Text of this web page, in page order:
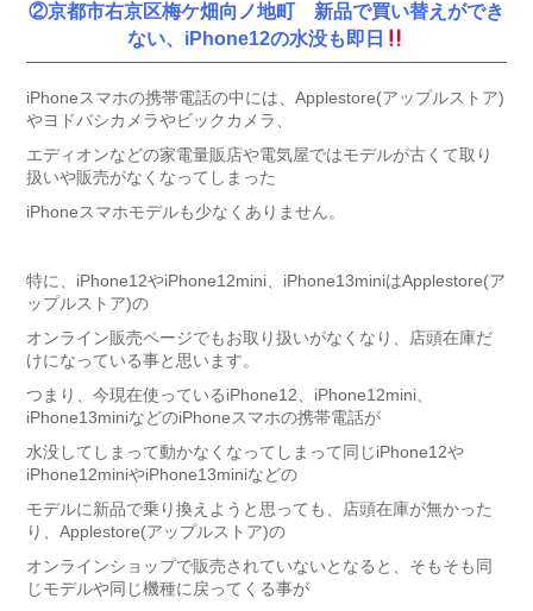
②京都市右京区梅ケ畑向ノ地町 新品で買い替えができ
ない、iPhone12の水没も即日
iPhoneスマホの携帯電話の中には、Applestore(アップルストア)
やヨドバシカメラやビックカメラ、
エディオンなどの家電量販店や電気屋ではモデルが古くて取り
扱いや販売がなくなってしまった
iPhoneスマホモデルも少なくありません。
特に、iPhone12やiPhone12mini、iPhone13miniはApplestore(ア
ップルストア)の
オンライン販売ページでもお取り扱いがなくなり、店頭在庫だ
けになっている事と思います。
つまり、今現在使っているiPhone12、iPhone12mini、
iPhone13miniなどのiPhoneスマホの携帯電話が
水没してしまって動かなくなってしまって同じiPhone12や
iPhone12miniやiPhone13miniなどの
モデルに新品で乗り換えようと思っても、店頭在庫が無かった
り、Applestore(アップルストア)の
オンラインショップで販売されていないとなると、そもそも同
じモデルや同じ機種に戻ってくる事が